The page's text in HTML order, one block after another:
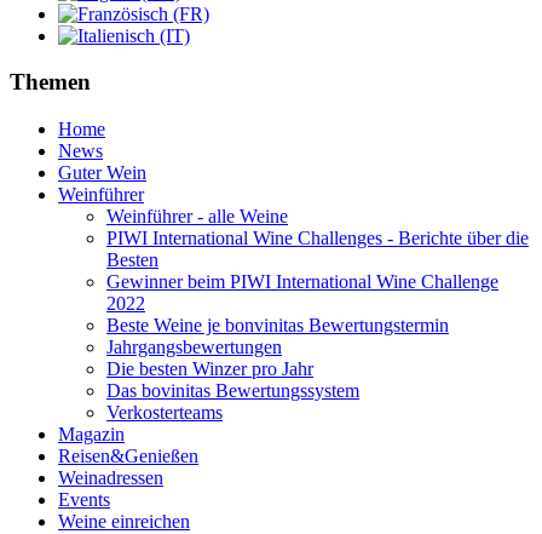
Themen
Home
News
Guter Wein
Weinführer
Weinführer - alle Weine
PIWI International Wine Challenges - Berichte über die
Besten
Gewinner beim PIWI International Wine Challenge
2022
Beste Weine je bonvinitas Bewertungstermin
Jahrgangsbewertungen
Die besten Winzer pro Jahr
Das bovinitas Bewertungssystem
Verkosterteams
Magazin
Reisen&Genießen
Weinadressen
Events
Weine einreichen